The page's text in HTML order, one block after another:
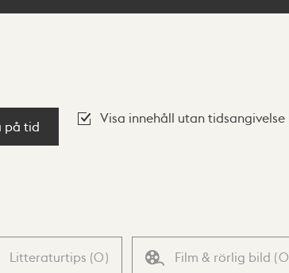
på tid
Visa innehåll utan tidsangivelse
Litteraturtips (0) Film & rörlig bild (0